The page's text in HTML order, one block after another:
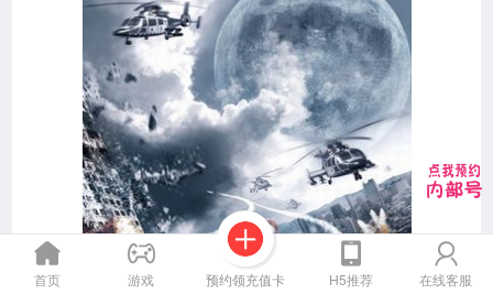
首页 游戏 预约领充值卡 H5推荐 在线客服